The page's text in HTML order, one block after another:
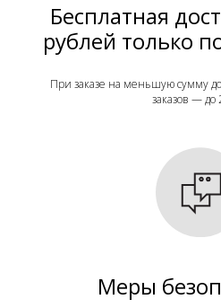
Бесплатная
рублей только
При заказе на меньшую сумму
заказов — до
Меры